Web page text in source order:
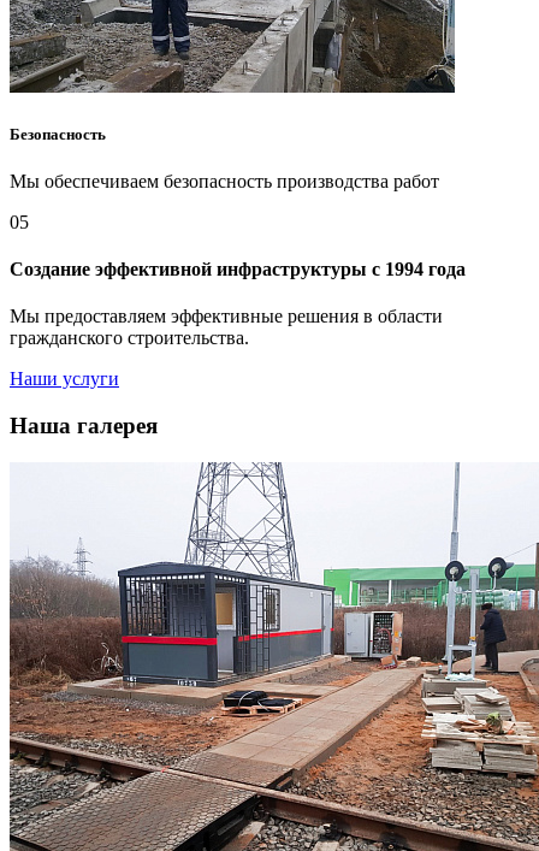
Безопасность
Мы обеспечиваем безопасность производства работ
05
Создание эффективной инфраструктуры с 1994 года
Мы предоставляем эффективные решения в области
гражданского строительства.
Наши услуги
Наша галерея